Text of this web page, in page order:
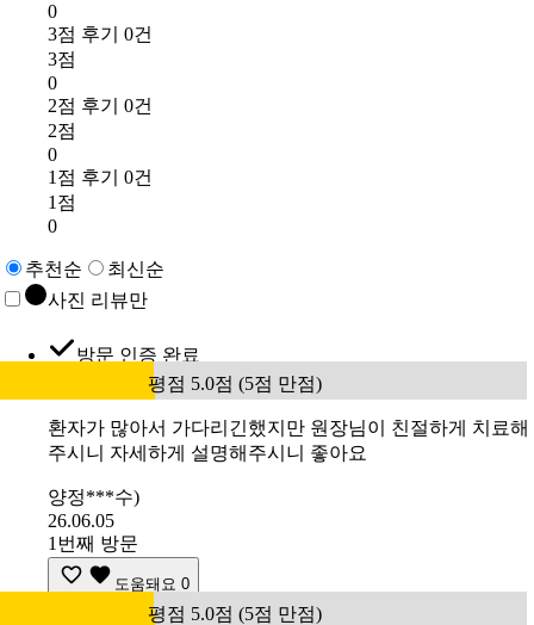
0
3점 후기 0건
3점
0
2점 후기 0건
2점
0
1점 후기 0건
1점
0
추천순
최신순
사진 리뷰만
방문 인증 완료
평점 5.0점 (5점 만점)
환자가 많아서 가다리긴했지만 원장님이 친절하게 치료해
주시니 자세하게 설명해주시니 좋아요
양정***수)
26.06.05
1번째 방문
도움돼요 0
평점 5.0점 (5점 만점)